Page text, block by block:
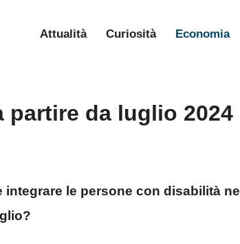
Attualità Curiosità Economia
partire da luglio 2024
le persone con disabilità nel